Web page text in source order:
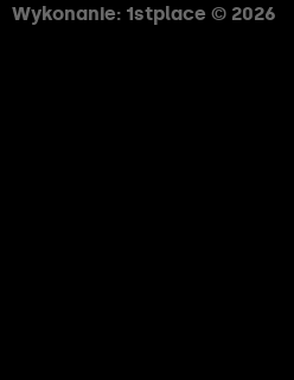
Wykonanie: 1stplace © 2026